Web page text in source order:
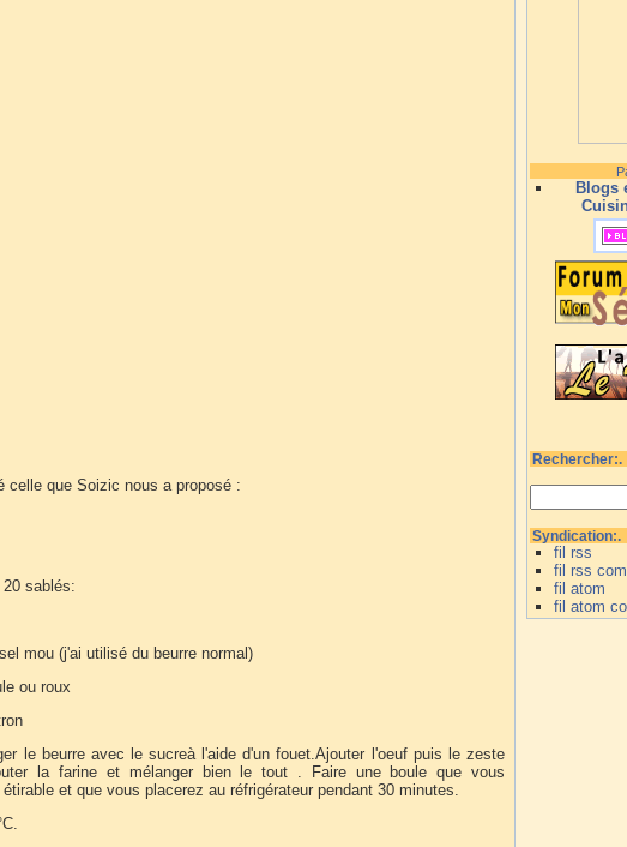
celle que Soizic nous a proposé :
sablés:
mou (j'ai utilisé du beurre normal)
ou roux
le beurre avec le sucreà l'aide d'un fouet.Ajouter l'oeuf puis le zeste
la farine et mélanger bien le tout . Faire une boule que vous
et que vous placerez au réfrigérateur pendant 30 minutes.
Blogs
Rechercher:.
Syndication:.
fil rss
fil rss
fil atom
fil atom